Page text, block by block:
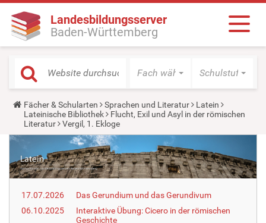
Landesbildungsserver
Baden-Württemberg
Fach wählen Schulstufe
Y
o
u
a
h
e
r
:
Fächer & Schularten Sprachen und Literatur
Latein
Lateinische Bibliothek
Flucht, Exil und Asyl in der römischen
Literatur
Vergil, 1. Ekloge
17.07.2026
Das Gerundium und das Gerundivum
06.10.2025
Interaktive Übung: Cicero in der römischen
Geschichte